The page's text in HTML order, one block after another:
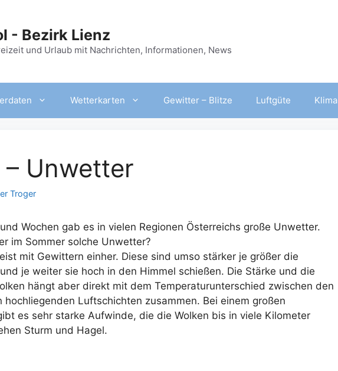
- Bezirk Lienz
und Urlaub mit Nachrichten, Informationen, News
Wetterkarten Gewitter – Blitze Luftgüte Klima
Unwetter
Troger
Wochen gab es in vielen Regionen Österreichs große Unwetter.
im Sommer solche Unwetter?
mit Gewittern einher. Diese sind umso stärker je größer die
je weiter sie hoch in den Himmel schießen. Die Stärke und die
hängt aber direkt mit dem Temperaturunterschied zwischen den
Luftschichten zusammen. Bei einem großen
es sehr starke Aufwinde, die die Wolken bis in viele Kilometer
Sturm und Hagel.